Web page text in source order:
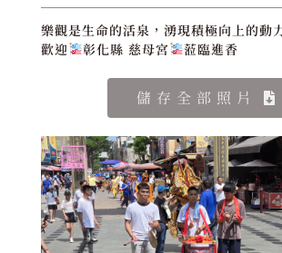
樂觀是生命的活泉，湧現積極向上的動
歡迎
彰化縣 慈母宮 蒞臨進香
儲存全部照片